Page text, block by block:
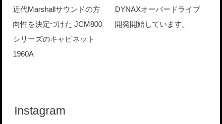
近代Marshallサウンドの方
向性を決定づけた JCM800
シリーズのキャビネット
1960A
DYNAXオーバードライブ
開発開始しています。
Instagram